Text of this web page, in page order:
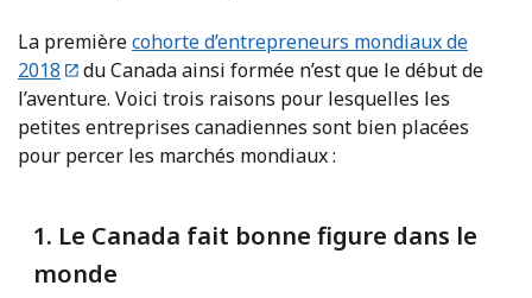
La premièrecohorte d’entrepreneurs mondiaux de
2018
du Canada ainsi formée n’est que le début de
l’aventure. Voici trois raisons pour lesquelles les
petites entreprises canadiennes sont bien placées
pour percer les marchés mondiaux :
1. Le Canada fait bonne figure dans le
monde